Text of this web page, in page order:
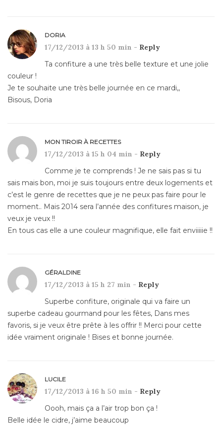
DORIA
17/12/2013 à 13 h 50 min - Reply
Ta confiture a une très belle texture et une jolie
couleur !
Je te souhaite une très belle journée en ce mardi,,
Bisous, Doria
MON TIROIR À RECETTES
17/12/2013 à 15 h 04 min - Reply
Comme je te comprends ! Je ne sais pas si tu
sais mais bon, moi je suis toujours entre deux logements et
c’est le genre de recettes que je ne peux pas faire pour le
moment.. Mais 2014 sera l’année des confitures maison, je
veux je veux !!
En tous cas elle a une couleur magnifique, elle fait enviiiiie !!
GÉRALDINE
17/12/2013 à 15 h 27 min - Reply
Superbe confiture, originale qui va faire un
superbe cadeau gourmand pour les fêtes, Dans mes
favoris, si je veux être prête à les offrir !! Merci pour cette
idée vraiment originale ! Bises et bonne journée.
LUCILE
17/12/2013 à 16 h 50 min - Reply
Oooh, mais ça a l’air trop bon ça !
Belle idée le cidre, j’aime beaucoup